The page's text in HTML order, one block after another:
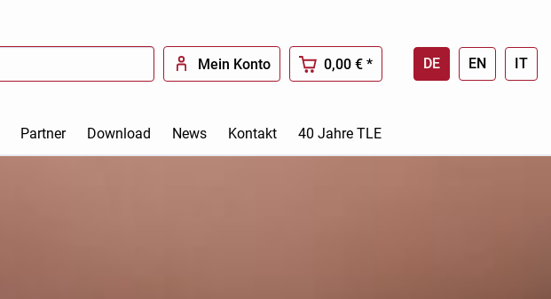
DE EN IT
Mein Konto 0,00 € *
Partner Download News Kontakt 40 Jahre TLE